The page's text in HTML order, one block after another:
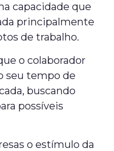
capacidade que
principalmente
de trabalho.
o colaborador
seu tempo de
buscando
possíveis
o estímulo da